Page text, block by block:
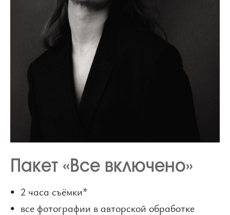
Пакет «Все включено»
2 часа съёмки*
все фотографии в авторской обработке